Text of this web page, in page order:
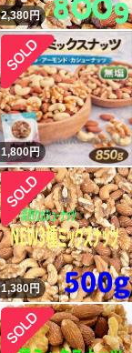
2,380円
1,800円
1,380円